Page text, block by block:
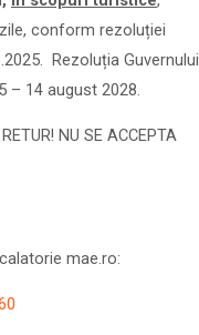
conform rezoluției
Rezoluția Guvernului
– 14 august 2028.
NU SE ACCEPTA
mae.ro: